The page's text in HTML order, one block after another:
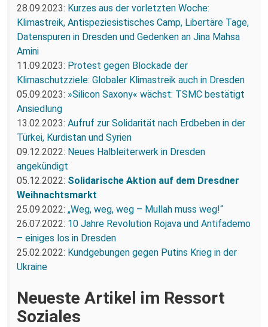
28.09.2023: Kurzes aus der vorletzten Woche:
Klimastreik, Antispeziesistisches Camp, Libertäre Tage,
Datenspuren in Dresden und Gedenken an Jina Mahsa
Amini
11.09.2023: Protest gegen Blockade der
Klimaschutzziele: Globaler Klimastreik auch in Dresden
05.09.2023: »Silicon Saxony« wächst: TSMC bestätigt
Ansiedlung
13.02.2023: Aufruf zur Solidarität nach Erdbeben in der
Türkei, Kurdistan und Syrien
09.12.2022: Neues Halbleiterwerk in Dresden
angekündigt
05.12.2022: Solidarische Aktion auf dem Dresdner
Weihnachtsmarkt
25.09.2022: „Weg, weg, weg – Mullah muss weg!“
26.07.2022: 10 Jahre Revolution Rojava und Antifademo
– einiges los in Dresden
25.02.2022: Kundgebungen gegen Putins Krieg in der
Ukraine
Neueste Artikel im Ressort
Soziales